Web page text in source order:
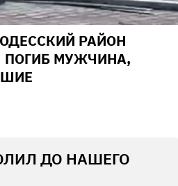
РАЙОН
ПОГИБ МУЖЧИНА,
ДО НАШЕГО